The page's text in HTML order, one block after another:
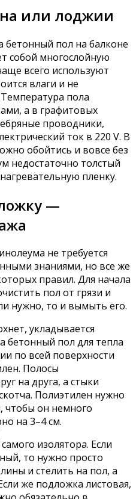
или лоджии
пол на балконе
собой многослойную
всего используют
влаги и не
пола
а в графитовых
проводники,
ток в 220 V. В
обойтись и вовсе без
недостаточно толстый
пленку.
—
не требуется
знаниями, но все же
правил. Для начала
пол от грязи и
нужно, то и вымыть его.
укладывается
бетонный пол для тепла
по всей поверхности
Полосы
на друга, а стыки
Полиэтилен нужно
чтобы он немного
на 3–4 см.
изолятора. Если
то нужно просто
и стелить на пол, а
же подложка листовая,